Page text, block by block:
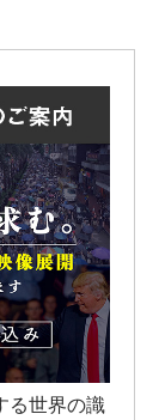
る世界の識